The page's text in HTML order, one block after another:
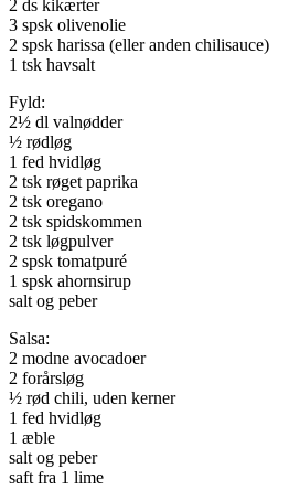
2 ds kikærter
3 spsk olivenolie
2 spsk harissa (eller anden chilisauce)
1 tsk havsalt
Fyld:
2½ dl valnødder
½ rødløg
1 fed hvidløg
2 tsk røget paprika
2 tsk oregano
2 tsk spidskommen
2 tsk løgpulver
2 spsk tomatpuré
1 spsk ahornsirup
salt og peber
Salsa:
2 modne avocadoer
2 forårsløg
½ rød chili, uden kerner
1 fed hvidløg
1 æble
salt og peber
saft fra 1 lime